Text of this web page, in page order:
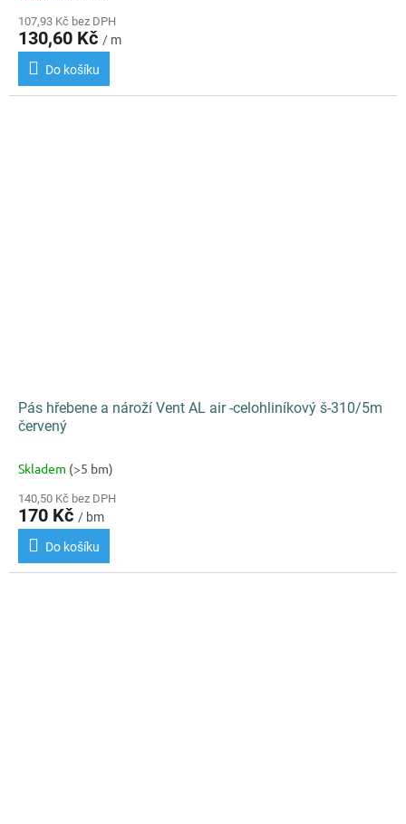
107,93 Kč bez DPH
130,60 Kč / m
Do košíku
Pás hřebene a nároží Vent AL air -celohliníkový š-310/5m
červený
Skladem (>5 bm)
140,50 Kč bez DPH
170 Kč / bm
Do košíku